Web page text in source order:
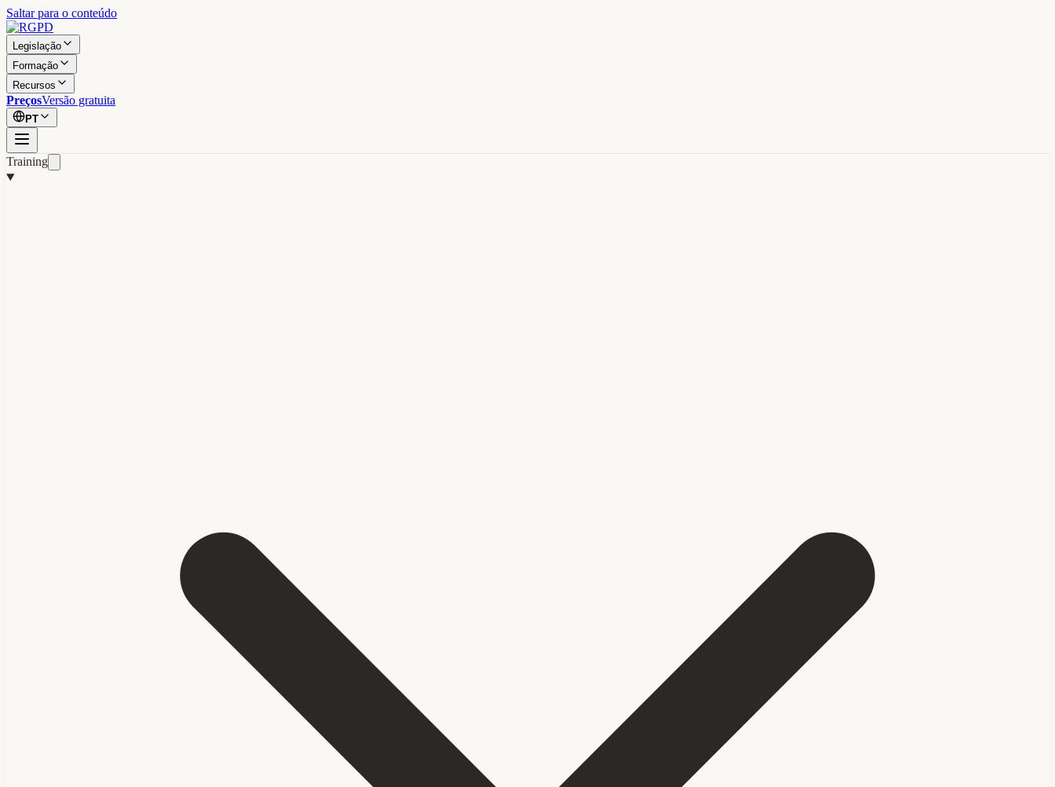
Saltar para o conteúdo
Legislação
Formação
Recursos
PreçosVersão gratuita
PT
Training